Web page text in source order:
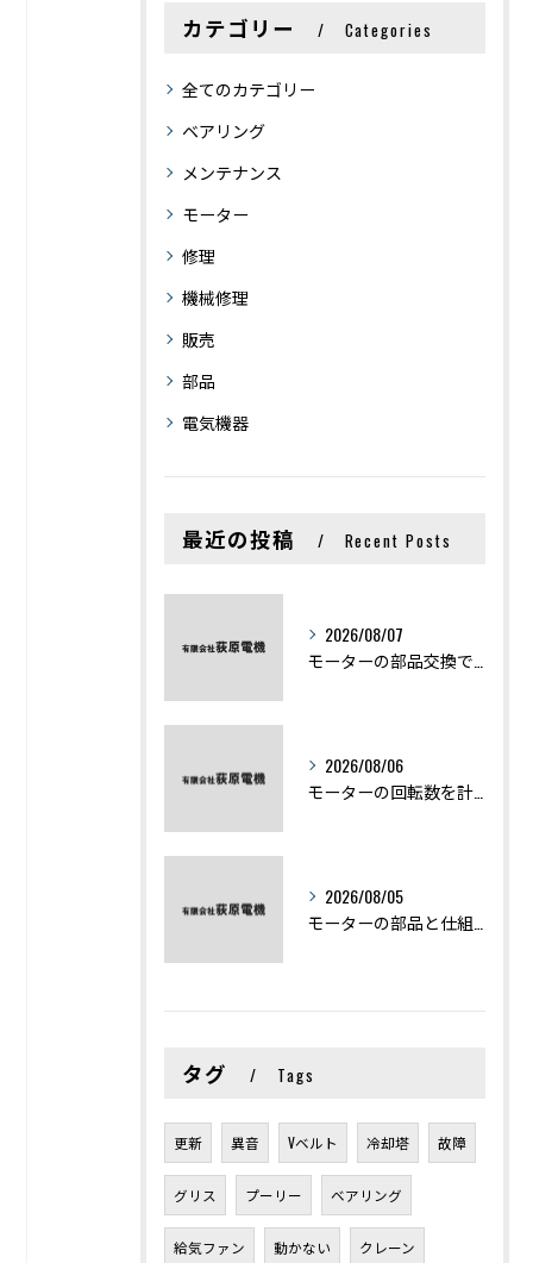
カテゴリー Categories
全てのカテゴリー
ベアリング
メンテナンス
モーター
修理
機械修理
販売
部品
電気機器
最近の投稿 Recent Posts
2026/08/07
2026/08/06
2026/08/05
タグ Tags
更新 異音 Vベルト 冷却塔 故障
グリス プーリー ベアリング
給気ファン 動かない クレーン